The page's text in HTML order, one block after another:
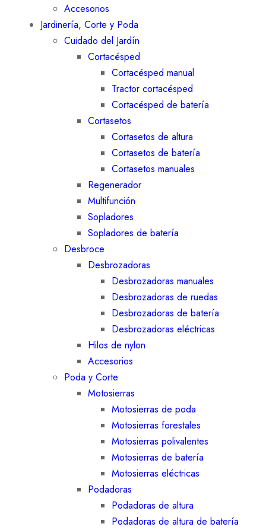
Accesorios
Jardinería, Corte y Poda
Cuidado del Jardín
Cortacésped
Cortacésped manual
Tractor cortacésped
Cortacésped de batería
Cortasetos
Cortasetos de altura
Cortasetos de batería
Cortasetos manuales
Regenerador
Multifunción
Sopladores
Sopladores de batería
Desbroce
Desbrozadoras
Desbrozadoras manuales
Desbrozadoras de ruedas
Desbrozadoras de batería
Desbrozadoras eléctricas
Hilos de nylon
Accesorios
Poda y Corte
Motosierras
Motosierras de poda
Motosierras forestales
Motosierras polivalentes
Motosierras de batería
Motosierras eléctricas
Podadoras
Podadoras de altura
Podadoras de altura de batería